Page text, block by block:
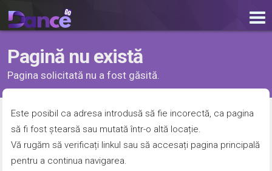
Pagină nu există
Pagina solicitată nu a fost găsită.
Este posibil ca adresa introdusă să fie incorectă, ca pagina
să fi fost ștearsă sau mutată într-o altă locație.
Vă rugăm să verificați linkul sau să accesați pagina principală
pentru a continua navigarea.